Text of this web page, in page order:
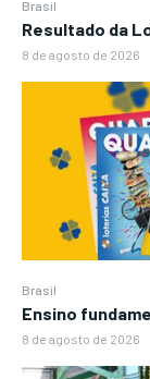
Brasil
Resultado da
8 de agosto de 2026
Brasil
Ensino
8 de agosto de 2026